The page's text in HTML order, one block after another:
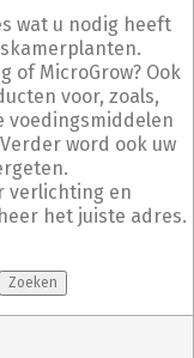
wat u nodig heeft
of MicroGrow? Ook
voor, zoals,
voedingsmiddelen
word ook uw
verlichting en
het juiste adres.
Zoeken